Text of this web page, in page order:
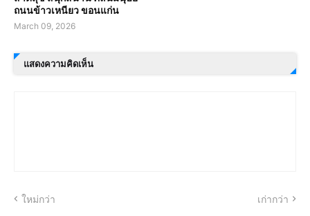
ถนนข้าวเหนียว ขอนแก่น
March 09, 2026
แสดงความคิดเห็น
ใหม่กว่า เก่ากว่า